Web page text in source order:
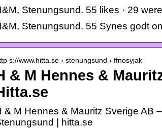
Stenungsund. 55 likes · 29
Stenungsund. 55 Synes godt
s://www.hitta.se › stenungsund › ffnosyjak
& M Hennes &
& M Hennes & Mauritz Sverige AB
| hitta.se